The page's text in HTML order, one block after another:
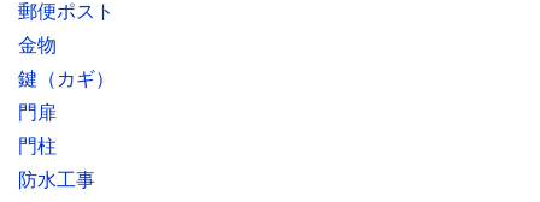
郵便ポスト
金物
鍵（カギ）
門扉
門柱
防水工事